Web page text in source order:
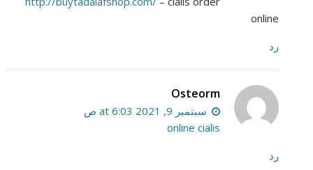
online
رد
Osteorm
سبتمبر 9, 2021 at 6:03 ص
online cialis
رد